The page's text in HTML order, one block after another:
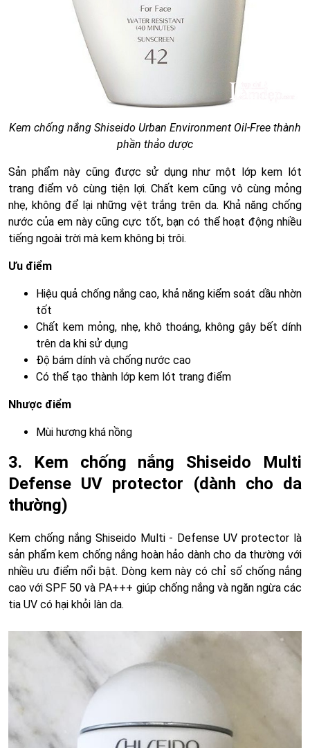
Kem chống nắng Shiseido Urban Environment Oil-Free thành
phần thảo dược
Sản phẩm này cũng được sử dụng như một lớp kem lót
trang điểm vô cùng tiện lợi. Chất kem cũng vô cùng mỏng
nhẹ, không để lại những vệt trắng trên da. Khả năng chống
nước của em này cũng cực tốt, bạn có thể hoạt động nhiều
tiếng ngoài trời mà kem không bị trôi.
Ưu điểm
Hiệu quả chống nắng cao, khả năng kiểm soát dầu nhờn
tốt
Chất kem mỏng, nhẹ, khô thoáng, không gây bết dính
trên da khi sử dụng
Độ bám dính và chống nước cao
Có thể tạo thành lớp kem lót trang điểm
Nhược điểm
Mùi hương khá nồng
3. Kem chống nắng Shiseido Multi
Defense UV protector (dành cho da
thường)
Kem chống nắng Shiseido Multi - Defense UV protector là
sản phẩm kem chống nắng hoàn hảo dành cho da thường với
nhiều ưu điểm nổi bật. Dòng kem này có chỉ số chống nắng
cao với SPF 50 và PA+++ giúp chống nắng và ngăn ngừa các
tia UV có hại khỏi làn da.